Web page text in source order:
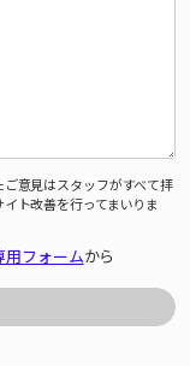
意見はスタッフがすべて拝
ト改善を行ってまいりま
用フォームから